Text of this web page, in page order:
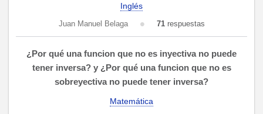
Inglés
Juan Manuel Belaga 71respuestas
¿Por qué una funcion que no es inyectiva no puede
tener inversa? y ¿Por qué una funcion que no es
sobreyectiva no puede tener inversa?
Matemática